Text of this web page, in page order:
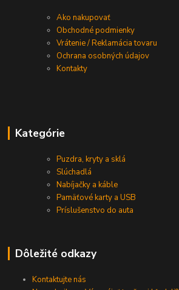
Ako nakupovať
Obchodné podmienky
Vrátenie / Reklamácia tovaru
Ochrana osobných údajov
Kontakty
Kategórie
Puzdra, kryty a sklá
Slúchadlá
Nabíjačky a káble
Pamäťové karty a USB
Príslušenstvo do auta
Dôležité odkazy
Kontaktujte nás